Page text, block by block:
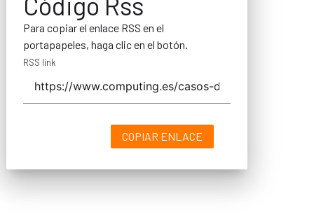
Para copiar el enlace RSS en el
portapapeles, haga clic en el botón.
RSS link
COPIAR ENLACE